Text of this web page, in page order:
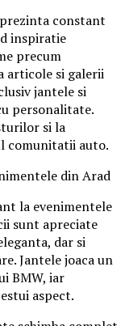
constant
inspiratie
precum
articole si galerii
jantele si
personalitate.
si la
comunitatii auto.
din Arad
la evenimentele
sunt apreciate
dar si
Jantele joaca un
BMW, iar
aspect.